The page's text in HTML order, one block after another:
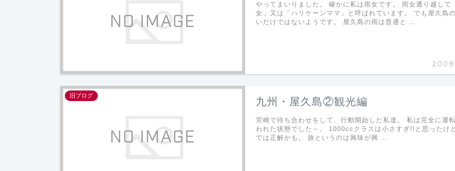
2008
やってまいりました。 確かに私は雨女です。 雨女通り越して
女」又は「ハリケーンママ」と呼ばれています。 でも屋久島
いだけではないようです。 屋久島の雨は普通と …
旧ブログ
九州・屋久島②観光編
宮崎で待ち合わせをして、行動開始した私達。 私は完全に運
われた状態でした～。 1000ccクラスは小さすぎ!!と思ったけ
では正解かも。 旅というのは興味が興 …